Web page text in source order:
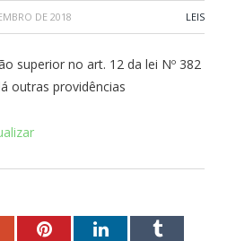
DE 2018 LEIS
superior no art. 12 da lei Nº 382
outras providências
PinterestLinkedInTumblr